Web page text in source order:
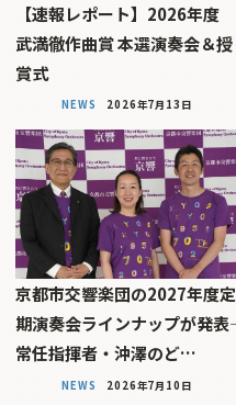
【速報レポート】2026年度
武満徹作曲賞 本選演奏会＆授
賞式
NEWS 2026年7月13日
京都市交響楽団の2027年度定
期演奏会ラインナップが発表――
常任指揮者・沖澤のど…
NEWS 2026年7月10日